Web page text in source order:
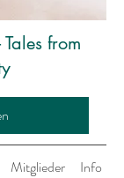
from
Mitglieder Info